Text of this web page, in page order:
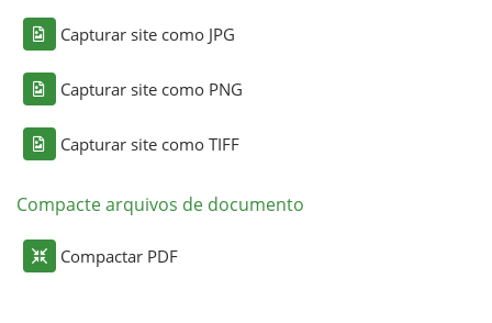
Capturar site como JPG
Capturar site como PNG
Capturar site como TIFF
Compacte arquivos de documento
Compactar PDF